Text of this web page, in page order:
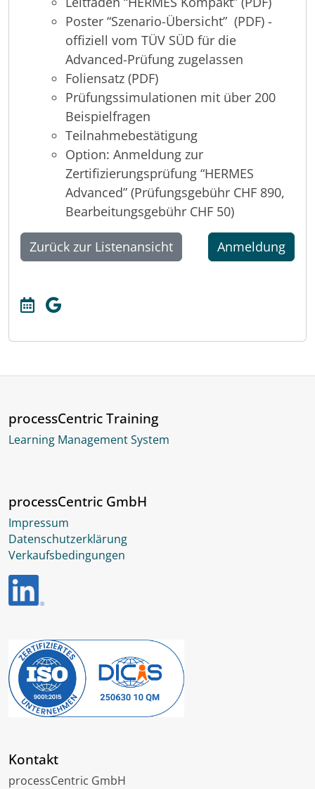
Poster “Szenario-Übersicht” (PDF) -
offiziell vom TÜV SÜD für die
Advanced-Prüfung zugelassen
Foliensatz (PDF)
Prüfungssimulationen mit über 200
Beispielfragen
Teilnahmebestätigung
Option: Anmeldung zur
Zertifizierungsprüfung “HERMES
Advanced” (Prüfungsgebühr CHF 890,
Bearbeitungsgebühr CHF 50)
Zurück zur Listenansicht Anmeldung
processCentric Training
Learning Management System
processCentric GmbH
Impressum
Datenschutzerklärung
Verkaufsbedingungen
Kontakt
processCentric GmbH